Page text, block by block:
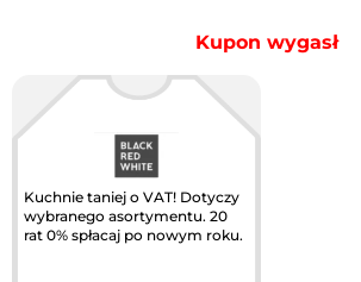
Kupon wygasł
Kuchnie taniej o VAT! Dotyczy
wybranego asortymentu. 20
rat 0% spłacaj po nowym roku.